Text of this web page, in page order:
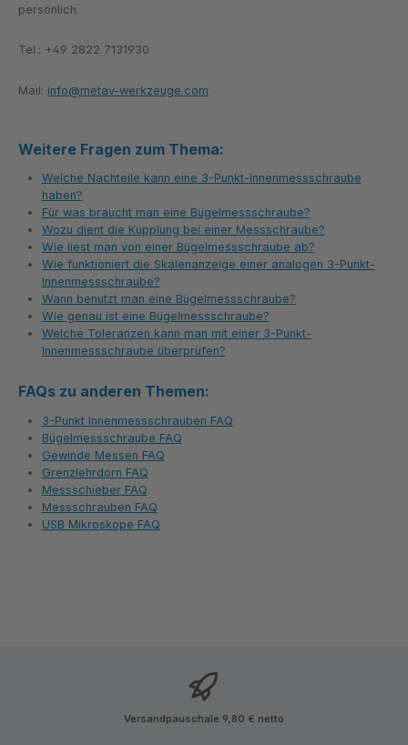
persönlich.
Tel.: +49 2822 7131930
Mail: info@metav-werkzeuge.com
Weitere Fragen zum Thema:
Welche Nachteile kann eine 3-Punkt-Innenmessschraube
haben?
Für was braucht man eine Bügelmessschraube?
Wozu dient die Kupplung bei einer Messschraube?
Wie liest man von einer Bügelmessschraube ab?
Wie funktioniert die Skalenanzeige einer analogen 3-Punkt-
Innenmessschraube?
Wann benutzt man eine Bügelmessschraube?
Wie genau ist eine Bügelmessschraube?
Welche Toleranzen kann man mit einer 3-Punkt-
Innenmessschraube überprüfen?
FAQs zu anderen Themen:
3-Punkt Innenmessschrauben FAQ
Bügelmessschraube FAQ
Gewinde Messen FAQ
Grenzlehrdorn FAQ
Messschieber FAQ
Messschrauben FAQ
USB Mikroskope FAQ
Versandpauschale 9,80 € netto